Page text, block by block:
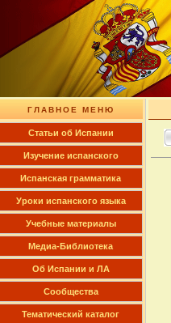
ГЛАВНОЕ МЕНЮ
Cтатьи об Испании
Изучение испанского
Испанская грамматика
Уроки испанского языка
Учебные материалы
Медиа-Библиотека
Об Испании и ЛА
Сообщества
Тематический каталог